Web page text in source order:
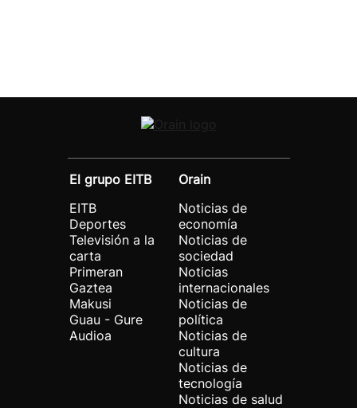
El grupo EITB
EITB
Deportes
Televisión a la
carta
Primeran
Gaztea
Makusi
Guau - Gure
Audioa
Orain
Noticias de
economía
Noticias de
sociedad
Noticias
internacionales
Noticias de
política
Noticias de
cultura
Noticias de
tecnología
Noticias de salud